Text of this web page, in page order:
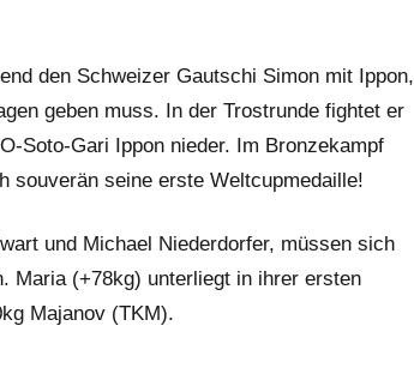
den Schweizer Gautschi Simon mit Ippon,
geben muss. In der Trostrunde fightet er
Soto-Gari Ippon nieder. Im Bronzekampf
souverän seine erste Weltcupmedaille!
und Michael Niederdorfer, müssen sich
Maria (+78kg) unterliegt in ihrer ersten
Majanov (TKM).